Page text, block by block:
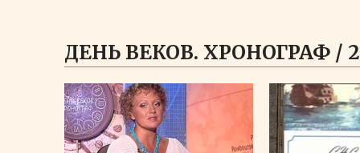
ДЕНЬ ВЕКОВ. ХРОНОГРАФ /